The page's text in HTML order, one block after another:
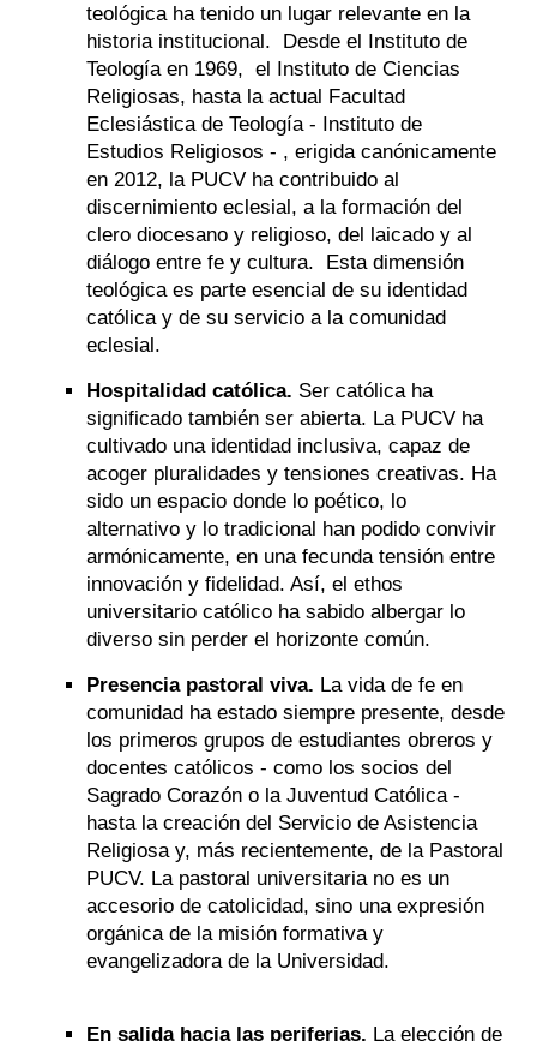
teológica ha tenido un lugar relevante en la
historia institucional. Desde el Instituto de
Teología en 1969, el Instituto de Ciencias
Religiosas, hasta la actual Facultad
Eclesiástica de Teología - Instituto de
Estudios Religiosos - , erigida canónicamente
en 2012, la PUCV ha contribuido al
discernimiento eclesial, a la formación del
clero diocesano y religioso, del laicado y al
diálogo entre fe y cultura. Esta dimensión
teológica es parte esencial de su identidad
católica y de su servicio a la comunidad
eclesial.
Hospitalidad católica. Ser católica ha
significado también ser abierta. La PUCV ha
cultivado una identidad inclusiva, capaz de
acoger pluralidades y tensiones creativas. Ha
sido un espacio donde lo poético, lo
alternativo y lo tradicional han podido convivir
armónicamente, en una fecunda tensión entre
innovación y fidelidad. Así, el ethos
universitario católico ha sabido albergar lo
diverso sin perder el horizonte común.
Presencia pastoral viva. La vida de fe en
comunidad ha estado siempre presente, desde
los primeros grupos de estudiantes obreros y
docentes católicos - como los socios del
Sagrado Corazón o la Juventud Católica -
hasta la creación del Servicio de Asistencia
Religiosa y, más recientemente, de la Pastoral
PUCV. La pastoral universitaria no es un
accesorio de catolicidad, sino una expresión
orgánica de la misión formativa y
evangelizadora de la Universidad.
En salida hacia las periferias. La elección de